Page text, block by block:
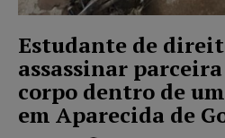
Estudante de
assassinar
corpo dentro de
em Aparecida de